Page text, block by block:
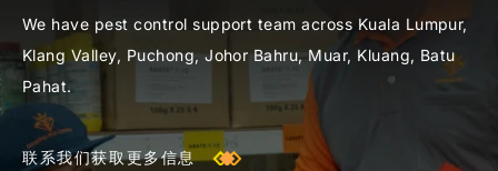
We have pest control support team across Kuala Lumpur,
Klang Valley, Puchong, Johor Bahru, Muar, Kluang, Batu
Pahat.
联系我们获取更多信息